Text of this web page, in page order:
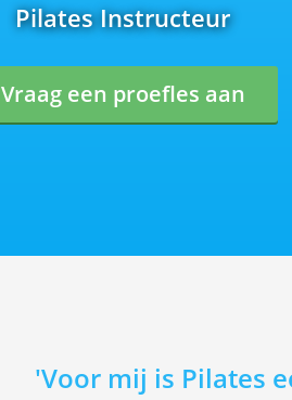
Pilates Instructeur
Vraag een proefles aan
'Voor mij is Pilates